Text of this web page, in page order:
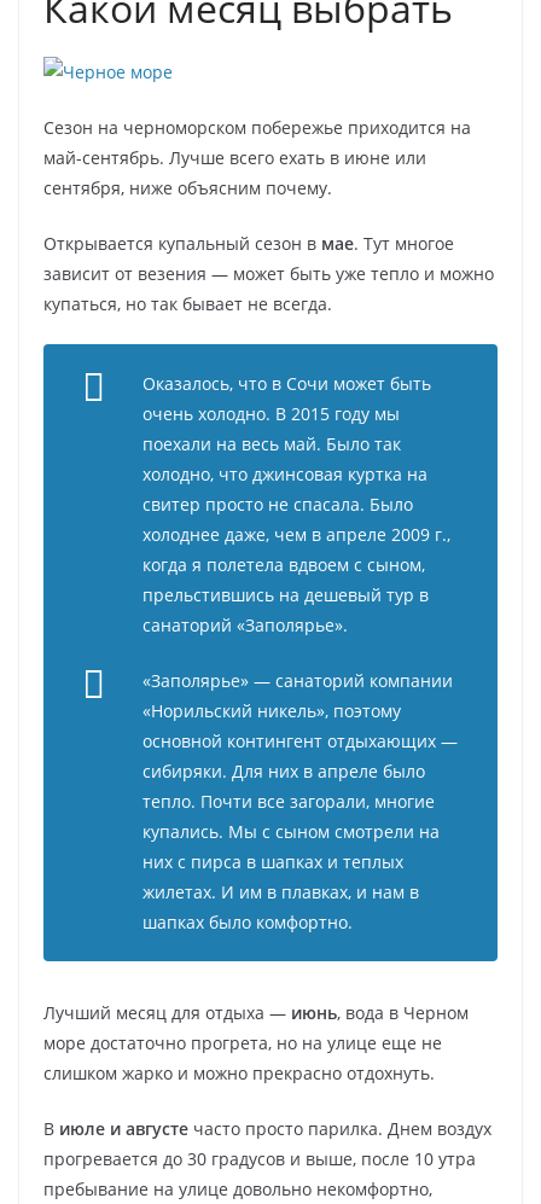
Сезон на черноморском побережье приходится на
май-сентябрь. Лучше всего ехать в июне или
сентября, ниже объясним почему.
Открывается купальный сезон в мае. Тут многое
зависит от везения — может быть уже тепло и можно
купаться, но так бывает не всегда.
Оказалось, что в Сочи может быть
очень холодно. В 2015 году мы
поехали на весь май. Было так
холодно, что джинсовая куртка на
свитер просто не спасала. Было
холоднее даже, чем в апреле 2009 г.,
когда я полетела вдвоем с сыном,
прельстившись на дешевый тур в
санаторий «Заполярье».
«Заполярье» — санаторий компании
«Норильский никель», поэтому
основной контингент отдыхающих —
сибиряки. Для них в апреле было
тепло. Почти все загорали, многие
купались. Мы с сыном смотрели на
них с пирса в шапках и теплых
жилетах. И им в плавках, и нам в
шапках было комфортно.
Лучший месяц для отдыха — июнь, вода в Черном
море достаточно прогрета, но на улице еще не
слишком жарко и можно прекрасно отдохнуть.
В июле и августе часто просто парилка. Днем воздух
прогревается до 30 градусов и выше, после 10 утра
пребывание на улице довольно некомфортно,